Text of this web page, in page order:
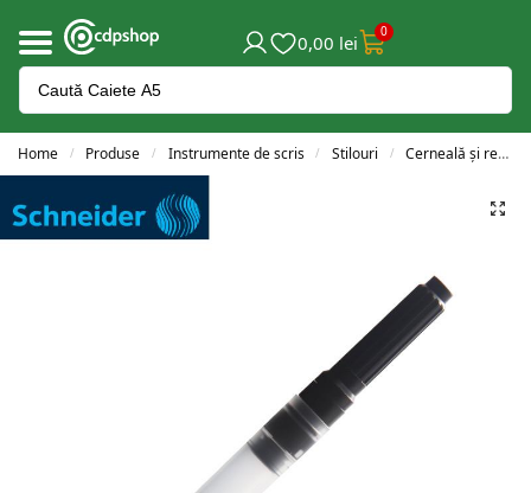
0,00 lei 0
Home / Produse / Instrumente de scris / Stilouri / Cerneală și rezerve